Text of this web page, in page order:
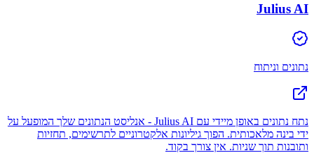
Julius AI
נתונים וניתוח
נתח נתונים באופן מיידי עם Julius AI - אנליסט הנתונים שלך המופעל על
ידי בינה מלאכותית. הפוך גיליונות אלקטרוניים לתרשימים, תחזיות
ותובנות תוך שניות. אין צורך בקוד.